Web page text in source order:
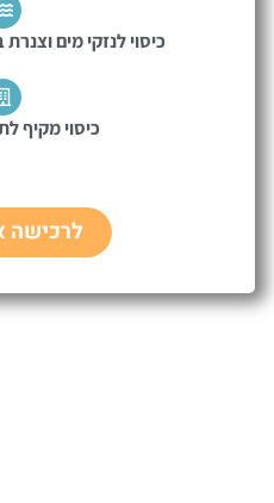
כיסוי לנזקי מים
כיסוי מקיף
לרכישה